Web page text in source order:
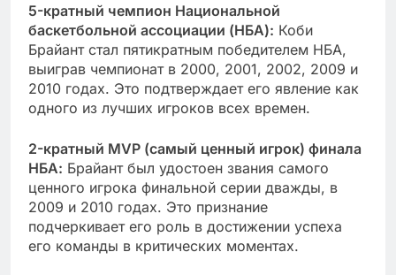
5-кратный чемпион Национальной
баскетбольной ассоциации (НБА): Коби
Брайант стал пятикратным победителем НБА,
выиграв чемпионат в 2000, 2001, 2002, 2009 и
2010 годах. Это подтверждает его явление как
одного из лучших игроков всех времен.
2-кратный MVP (самый ценный игрок) финала
НБА: Брайант был удостоен звания самого
ценного игрока финальной серии дважды, в
2009 и 2010 годах. Это признание
подчеркивает его роль в достижении успеха
его команды в критических моментах.